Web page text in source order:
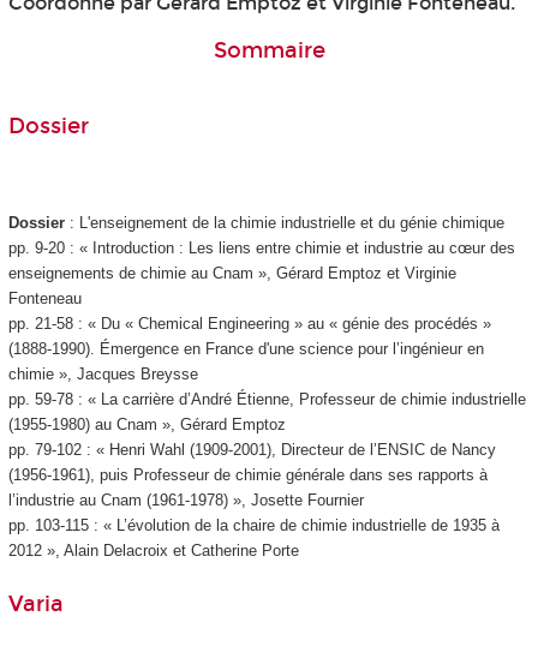
Sommaire
Dossier
Dossier : L'enseignement de la chimie industrielle et du génie chimique
pp. 9-20 : « Introduction : Les liens entre chimie et industrie au cœur des
enseignements de chimie au Cnam », Gérard Emptoz et Virginie
Fonteneau
pp. 21-58 : « Du « Chemical Engineering » au « génie des procédés »
(1888-1990). Émergence en France d'une science pour l’ingénieur en
chimie », Jacques Breysse
pp. 59-78 : « La carrière d’André Étienne, Professeur de chimie industrielle
(1955-1980) au Cnam », Gérard Emptoz
pp. 79-102 : « Henri Wahl (1909-2001), Directeur de l’ENSIC de Nancy
(1956-1961), puis Professeur de chimie générale dans ses rapports à
l’industrie au Cnam (1961-1978) », Josette Fournier
pp. 103-115 : « L’évolution de la chaire de chimie industrielle de 1935 à
2012 », Alain Delacroix et Catherine Porte
Varia